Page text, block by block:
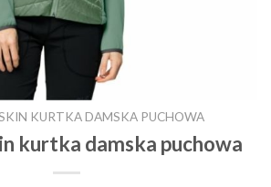
KURTKA DAMSKA PUCHOWA
kurtka damska puchowa